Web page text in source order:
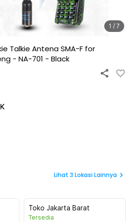
1 / 7
Talkie Antena SMA-F for
- NA-701 - Black
Lihat 3 Lokasi Lainnya
Toko Jakarta Barat
Tersedia